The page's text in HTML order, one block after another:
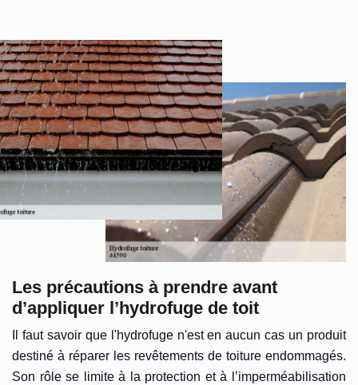
Les précautions à prendre avant
d’appliquer l’hydrofuge de toit
Il faut savoir que l'hydrofuge n'est en aucun cas un produit
destiné à réparer les revêtements de toiture endommagés.
Son rôle se limite à la protection et à l’imperméabilisation